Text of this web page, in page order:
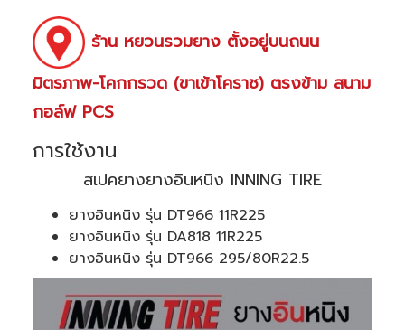
ร้าน หยวนรวมยาง ตั้งอยู่บนถนน
มิตรภาพ-โคกกรวด (ขาเข้าโคราช) ตรงข้าม สนาม
กอล์ฟ PCS
การใช้งาน
สเปคยางยางอินหนิง INNING TIRE
ยางอินหนิง รุ่น DT966 11R225
ยางอินหนิง รุ่น DA818 11R225
ยางอินหนิง รุ่น DT966 295/80R22.5